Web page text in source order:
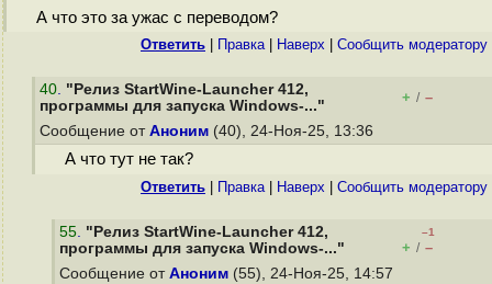
А что это за ужас с переводом?
Ответить Правка| Наверх Cообщить модератору
40. "Релиз StartWine-Launcher 412,
программы для запуска Windows-..."
+ / –
Сообщение от Аноним (40), 24-Ноя-25, 13:36
А что тут не так?
Ответить Правка| Наверх Cообщить модератору
55. "Релиз StartWine-Launcher 412,
программы для запуска Windows-..."
–1
+ / –
Сообщение от Аноним (55), 24-Ноя-25, 14:57